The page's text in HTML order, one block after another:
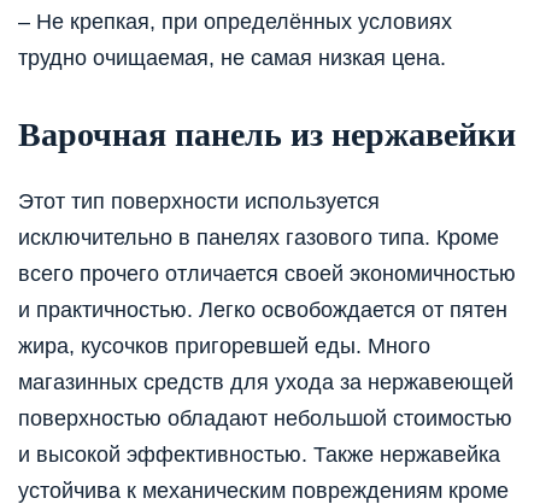
– Не крепкая, при определённых условиях
трудно очищаемая, не самая низкая цена.
Варочная панель из нержавейки
Этот тип поверхности используется
исключительно в панелях газового типа. Кроме
всего прочего отличается своей экономичностью
и практичностью. Легко освобождается от пятен
жира, кусочков пригоревшей еды. Много
магазинных средств для ухода за нержавеющей
поверхностью обладают небольшой стоимостью
и высокой эффективностью. Также нержавейка
устойчива к механическим повреждениям кроме